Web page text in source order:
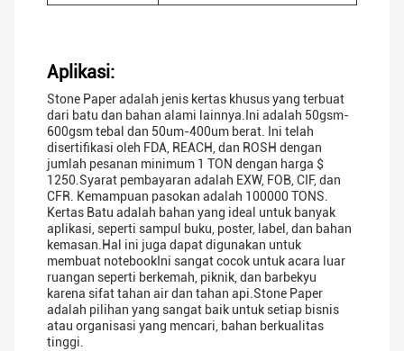
Aplikasi:
Stone Paper adalah jenis kertas khusus yang terbuat
dari batu dan bahan alami lainnya.Ini adalah 50gsm-
600gsm tebal dan 50um-400um berat. Ini telah
disertifikasi oleh FDA, REACH, dan ROSH dengan
jumlah pesanan minimum 1 TON dengan harga $
1250.Syarat pembayaran adalah EXW, FOB, CIF, dan
CFR. Kemampuan pasokan adalah 100000 TONS.
Kertas Batu adalah bahan yang ideal untuk banyak
aplikasi, seperti sampul buku, poster, label, dan bahan
kemasan.Hal ini juga dapat digunakan untuk
membuat notebookIni sangat cocok untuk acara luar
ruangan seperti berkemah, piknik, dan barbekyu
karena sifat tahan air dan tahan api.Stone Paper
adalah pilihan yang sangat baik untuk setiap bisnis
atau organisasi yang mencari, bahan berkualitas
tinggi.